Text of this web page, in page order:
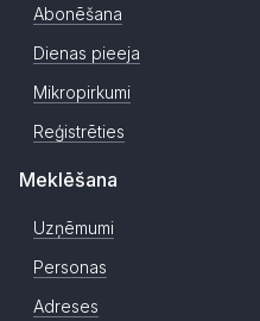
Abonēšana
Dienas pieeja
Mikropirkumi
Reģistrēties
Meklēšana
Uzņēmumi
Personas
Adreses